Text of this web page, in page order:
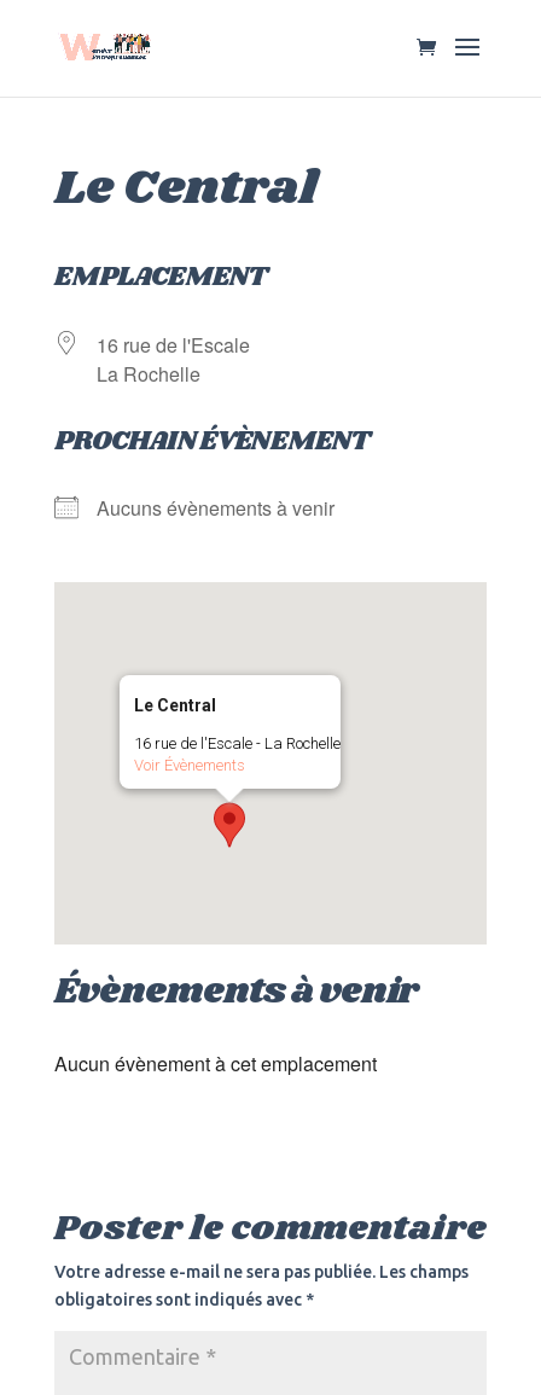
Le Central
EMPLACEMENT
16 rue de l'Escale
La Rochelle
PROCHAIN ÉVÈNEMENT
Aucuns évènements à venir
Le Central
16 rue de l'Escale - La Rochelle
Voir Évènements
Évènements à venir
Aucun évènement à cet emplacement
Poster le commentaire
Votre adresse e-mail ne sera pas publiée. Les champs
obligatoires sont indiqués avec *